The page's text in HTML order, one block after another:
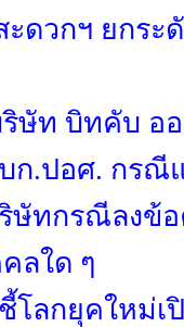
ดวกฯ ยกระ
ษัท บิทคับ อ
ก.ปอศ. กรณี
ษัทกรณีลงข้อ
ลใด ๆ
โลกยุคใหม่เ